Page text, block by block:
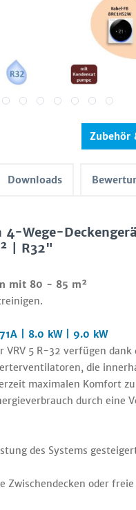
Zubehör
Downloads
Wege-
| R32"
mit 80 - 85 m²
| 8.0 kW | 9.0 kW
5 R-32 verfügen
die
maximalen Komfort
durch eine
des Systems
Zwischendecken oder